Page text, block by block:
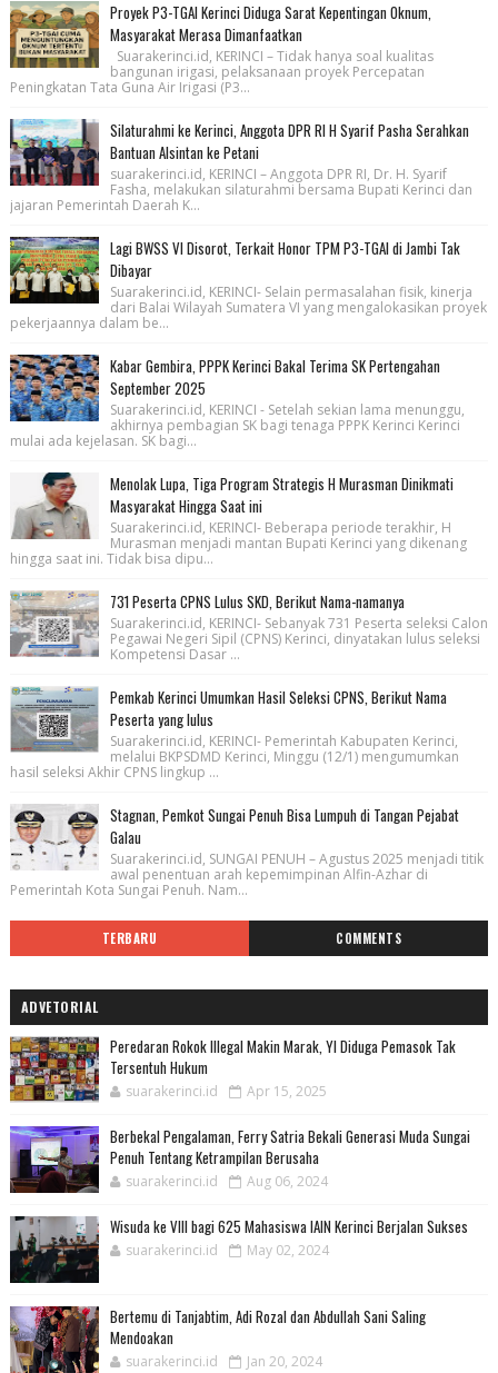
Proyek P3-TGAI Kerinci Diduga Sarat Kepentingan Oknum,
Masyarakat Merasa Dimanfaatkan
Suarakerinci.id, KERINCI – Tidak hanya soal kualitas
bangunan irigasi, pelaksanaan proyek Percepatan
Peningkatan Tata Guna Air Irigasi (P3...
Silaturahmi ke Kerinci, Anggota DPR RI H Syarif Pasha Serahkan
Bantuan Alsintan ke Petani
suarakerinci.id, KERINCI – Anggota DPR RI, Dr. H. Syarif
Fasha, melakukan silaturahmi bersama Bupati Kerinci dan
jajaran Pemerintah Daerah K...
Lagi BWSS VI Disorot, Terkait Honor TPM P3-TGAI di Jambi Tak
Dibayar
Suarakerinci.id, KERINCI- Selain permasalahan fisik, kinerja
dari Balai Wilayah Sumatera VI yang mengalokasikan proyek
pekerjaannya dalam be...
Kabar Gembira, PPPK Kerinci Bakal Terima SK Pertengahan
September 2025
Suarakerinci.id, KERINCI - Setelah sekian lama menunggu,
akhirnya pembagian SK bagi tenaga PPPK Kerinci Kerinci
mulai ada kejelasan. SK bagi...
Menolak Lupa, Tiga Program Strategis H Murasman Dinikmati
Masyarakat Hingga Saat ini
Suarakerinci.id, KERINCI- Beberapa periode terakhir, H
Murasman menjadi mantan Bupati Kerinci yang dikenang
hingga saat ini. Tidak bisa dipu...
731 Peserta CPNS Lulus SKD, Berikut Nama-namanya
Suarakerinci.id, KERINCI- Sebanyak 731 Peserta seleksi Calon
Pegawai Negeri Sipil (CPNS) Kerinci, dinyatakan lulus seleksi
Kompetensi Dasar ...
Pemkab Kerinci Umumkan Hasil Seleksi CPNS, Berikut Nama
Peserta yang lulus
Suarakerinci.id, KERINCI- Pemerintah Kabupaten Kerinci,
melalui BKPSDMD Kerinci, Minggu (12/1) mengumumkan
hasil seleksi Akhir CPNS lingkup ...
Stagnan, Pemkot Sungai Penuh Bisa Lumpuh di Tangan Pejabat
Galau
Suarakerinci.id, SUNGAI PENUH – Agustus 2025 menjadi titik
awal penentuan arah kepemimpinan Alfin-Azhar di
Pemerintah Kota Sungai Penuh. Nam...
TERBARU COMMENTS
ADVETORIAL
Peredaran Rokok Illegal Makin Marak, YI Diduga Pemasok Tak
Tersentuh Hukum
suarakerinci.id Apr 15, 2025
Berbekal Pengalaman, Ferry Satria Bekali Generasi Muda Sungai
Penuh Tentang Ketrampilan Berusaha
suarakerinci.id Aug 06, 2024
Wisuda ke VIII bagi 625 Mahasiswa IAIN Kerinci Berjalan Sukses
suarakerinci.id May 02, 2024
Bertemu di Tanjabtim, Adi Rozal dan Abdullah Sani Saling
Mendoakan
suarakerinci.id Jan 20, 2024